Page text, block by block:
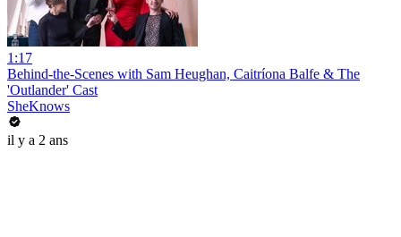
1:17
Behind-the-Scenes with Sam Heughan, Caitríona Balfe & The
'Outlander' Cast
SheKnows
il y a 2 ans